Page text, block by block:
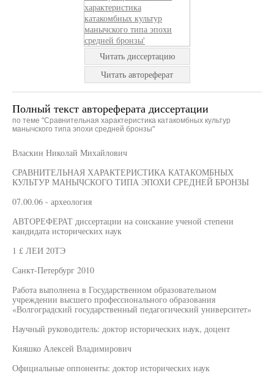
Читать диссертацию
Читать автореферат
Полный текст автореферата диссертации
по теме "Сравнительная характеристика катакомбных культур
манычского типа эпохи средней бронзы"
Власкин Николай Михайлович
СРАВНИТЕЛЬНАЯ ХАРАКТЕРИСТИКА КАТАКОМБНЫХ
КУЛЬТУР МАНЫЧСКОГО ТИПА ЭПОХИ СРЕДНЕЙ БРОНЗЫ
07.00.06 - археология
АВТОРЕФЕРАТ диссертации на соискание ученой степени
кандидата исторических наук
1 £ ЛЕИ 20ТЭ
Санкт-Петербург 2010
Работа выполнена в Государственном образовательном
учреждении высшего профессионального образования
«Волгоградский государственный педагогический университет»
Научный руководитель: доктор исторических наук, доцент
Кияшко Алексей Владимирович
Официальные оппоненты: доктор исторических наук